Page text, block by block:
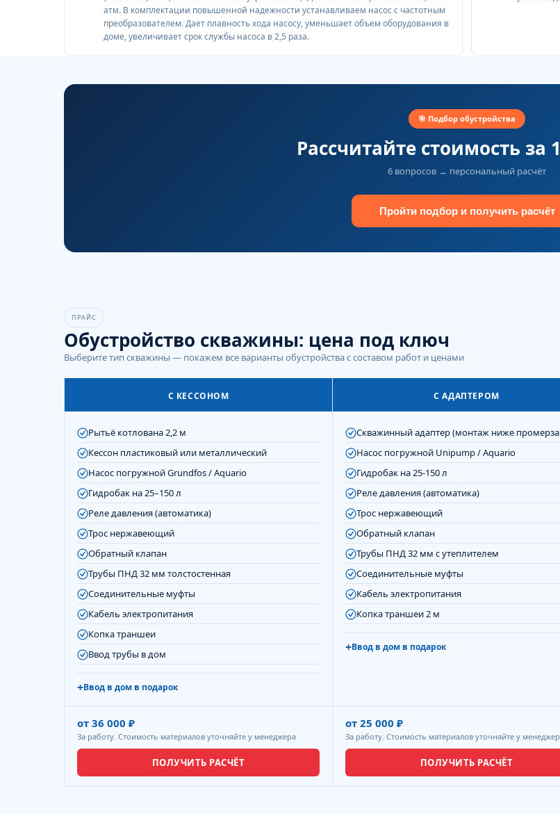
атм. В комплектации повышенной надежности устанавливаем насос с частотным
преобразователем. Дает плавность хода насосу, уменьшает объем оборудования в
доме, увеличивает срок службы насоса в 2,5 раза.
🎯 Подбор обустройства
Рассчитайте стоимость за
6 вопросов → персональный расчёт
Пройти подбор и получить расчёт
ПРАЙС
Обустройство скважины: цена под ключ
Выберите тип скважины — покажем все варианты обустройства с составом работ и ценами
С КЕССОНОМ
Рытьё котлована 2,2 м
Кессон пластиковый или металлический
Насос погружной Grundfos / Aquario
Гидробак на 25–150 л
Реле давления (автоматика)
Трос нержавеющий
Обратный клапан
Трубы ПНД 32 мм толстостенная
Соединительные муфты
Кабель электропитания
Копка траншеи
Ввод трубы в дом
Ввод в дом в подарок
от 36 000 ₽
За работу. Стоимость материалов уточняйте у менеджера
ПОЛУЧИТЬ РАСЧЁТ
С АДАПТЕРОМ
Скважинный адаптер (монтаж ниже
Насос погружной Unipump / Aquario
Гидробак на 25-150 л
Реле давления (автоматика)
Трос нержавеющий
Обратный клапан
Трубы ПНД 32 мм с утеплителем
Соединительные муфты
Кабель электропитания
Копка траншеи 2 м
Ввод в дом в подарок
от 25 000 ₽
За работу. Стоимость материалов уточняйте у
ПОЛУЧИТЬ РАСЧЁТ